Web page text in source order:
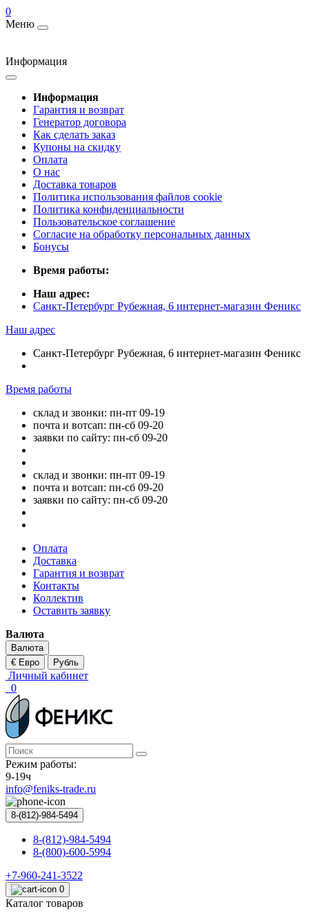
0
Меню
Информация
Информация
Гарантия и возврат
Генератор договора
Как сделать заказ
Купоны на скидку
Оплата
О нас
Доставка товаров
Политика использования файлов cookie
Политика конфиденциальности
Пользовательское соглашение
Согласие на обработку персональных данных
Бонусы
Время работы:
Наш адрес:
Санкт-Петербург Рубежная, 6 интернет-магазин Феникс
Наш адрес
Санкт-Петербург Рубежная, 6 интернет-магазин Феникс
Время работы
склад и звонки: пн-пт 09-19
почта и вотсап: пн-сб 09-20
заявки по сайту: пн-сб 09-20
склад и звонки: пн-пт 09-19
почта и вотсап: пн-сб 09-20
заявки по сайту: пн-сб 09-20
Оплата
Доставка
Гарантия и возврат
Контакты
Коллектив
Оставить заявку
Валюта
Валюта
€ Евро
Рубль
Личный кабинет
0
Режим работы:
9-19ч
info@feniks-trade.ru
8-(812)-984-5494
8-(812)-984-5494
8-(800)-600-5994
+7-960-241-3522
0
Каталог товаров